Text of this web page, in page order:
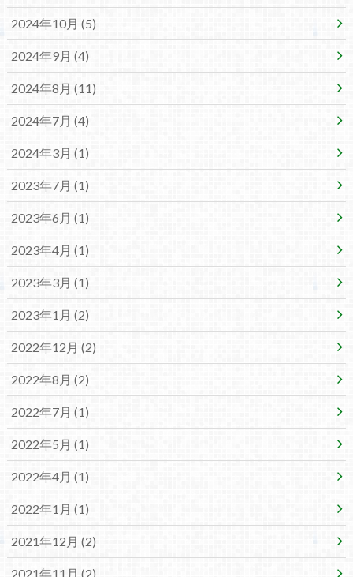
2024年10月 (5)
2024年9月 (4)
2024年8月 (11)
2024年7月 (4)
2024年3月 (1)
2023年7月 (1)
2023年6月 (1)
2023年4月 (1)
2023年3月 (1)
2023年1月 (2)
2022年12月 (2)
2022年8月 (2)
2022年7月 (1)
2022年5月 (1)
2022年4月 (1)
2022年1月 (1)
2021年12月 (2)
2021年11月 (2)